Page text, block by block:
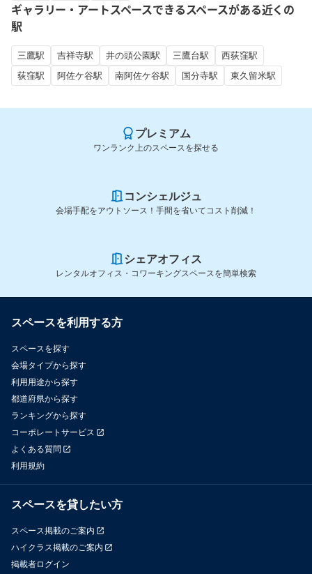
ギャラリー・アートスペースできるスペースがある近くの
駅
三鷹駅 吉祥寺駅 井の頭公園駅 三鷹台駅
西荻窪駅
荻窪駅
阿佐ケ谷駅 南阿佐ケ谷駅 国分寺駅 東久留米駅
プレミアム
ワンランク上のスペースを探せる
コンシェルジュ
会場手配をアウトソース！手間を省いてコスト削減！
シェアオフィス
レンタルオフィス・コワーキングスペースを簡単検索
スペースを利用する方
スペースを探す
会場タイプから探す
利用用途から探す
都道府県から探す
ランキングから探す
コーポレートサービス
よくある質問
利用規約
スペースを貸したい方
スペース掲載のご案内
ハイクラス掲載のご案内
掲載者ログイン